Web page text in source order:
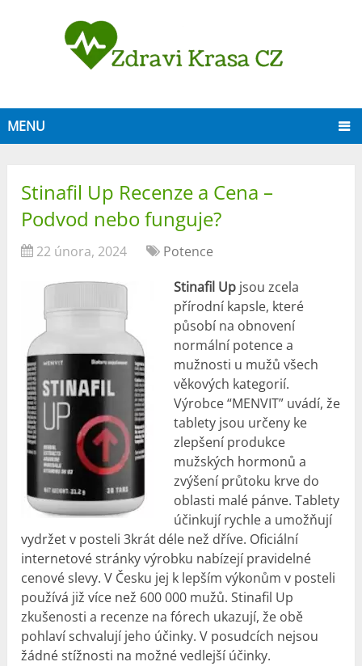
MENU
Stinafil Up Recenze a Cena –
Podvod nebo funguje?
22 února, 2024
Potence
Stinafil Up jsou zcela
přírodní kapsle, které
působí na obnovení
normální potence a
mužnosti u mužů všech
věkových kategorií.
Výrobce “MENVIT” uvádí, že
tablety jsou určeny ke
zlepšení produkce
mužských hormonů a
zvýšení průtoku krve do
oblasti malé pánve. Tablety
účinkují rychle a umožňují
vydržet v posteli 3krát déle než dříve. Oficiální
internetové stránky výrobku nabízejí pravidelné
cenové slevy. V Česku jej k lepším výkonům v posteli
používá již více než 600 000 mužů. Stinafil Up
zkušenostia recenze na fórech ukazují, že obě
pohlaví schvalují jeho účinky. V posudcích nejsou
žádné stížnosti na možné vedlejší účinky.